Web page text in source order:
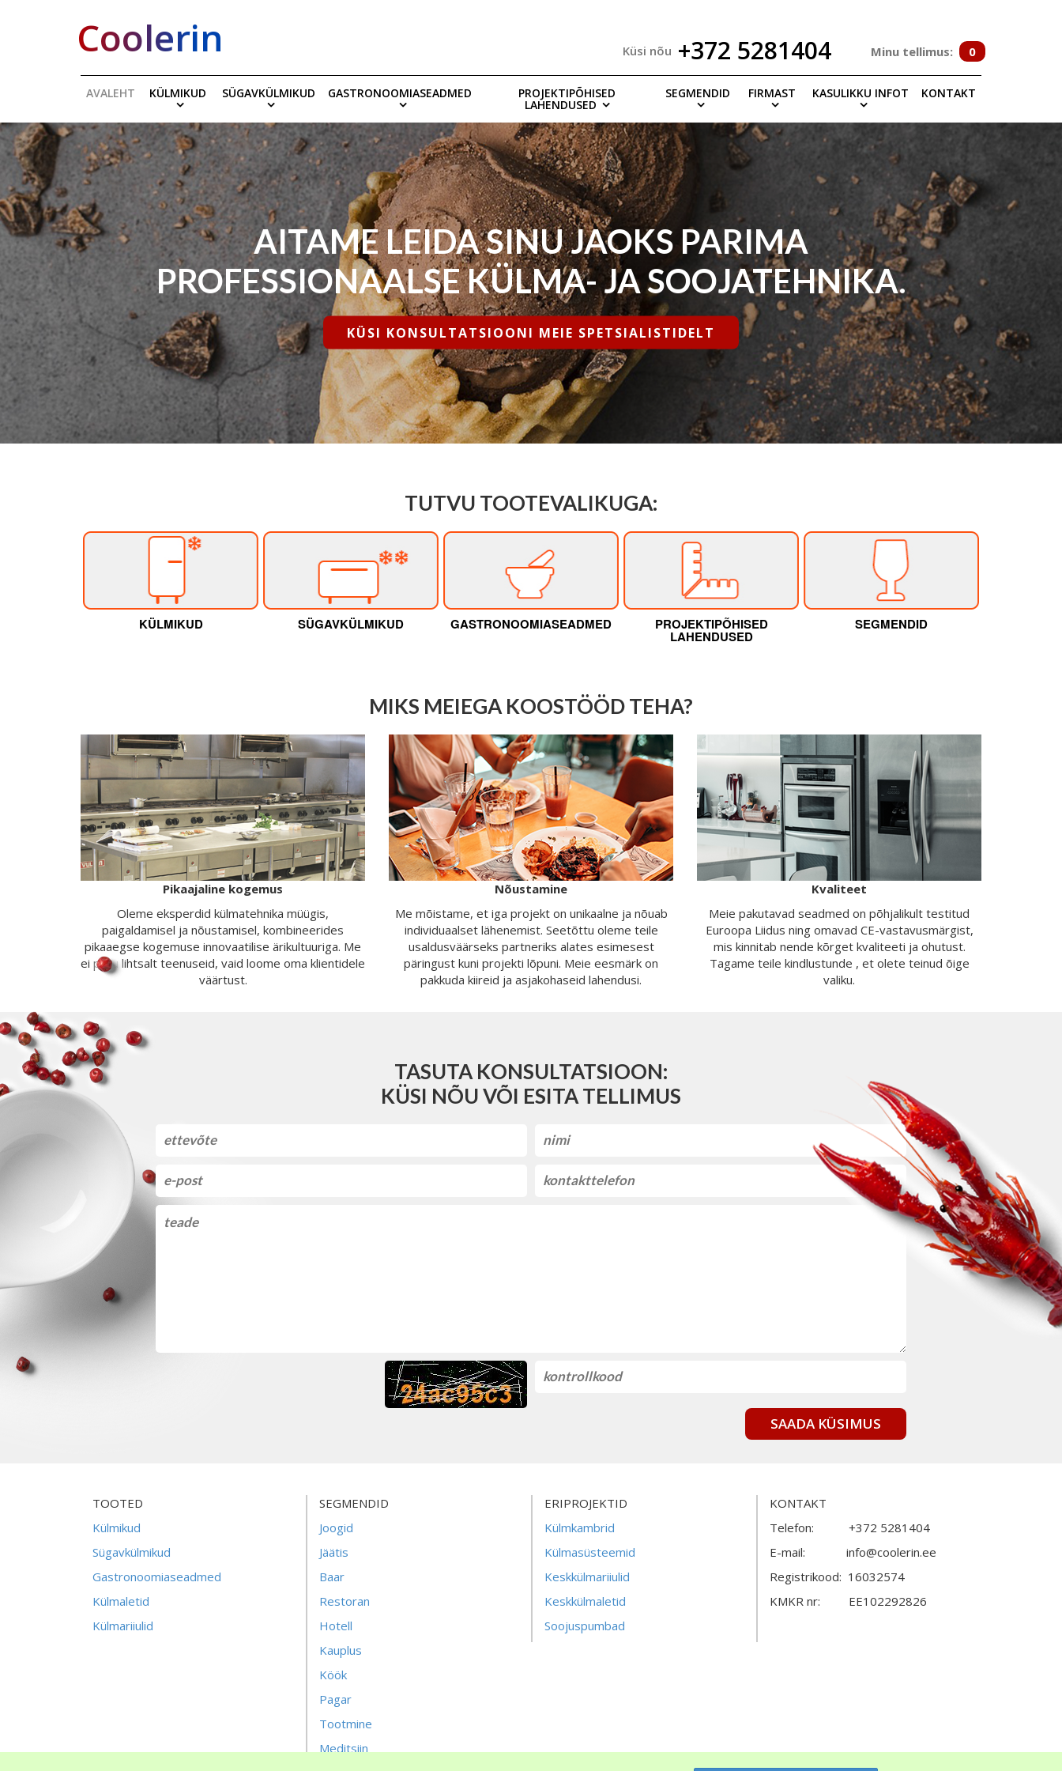
Coolerin Küsi nõu +372 5281404 Minu tellimus: 0
AVALEHT KÜLMIKUD SÜGAVKÜLMIKUD GASTRONOOMIASEADMED PROJEKTIPÕHISED
LAHENDUSED
SEGMENDID FIRMAST KASULIKKU INFOT KONTAKT
AITAME LEIDA SINU JAOKS PARIMA
PROFESSIONAALSE KÜLMA- JA SOOJATEHNIKA.
KÜSI KONSULTATSIOONI MEIE SPETSIALISTIDELT
TUTVU TOOTEVALIKUGA:
KÜLMIKUD SÜGAVKÜLMIKUD GASTRONOOMIASEADMED PROJEKTIPÕHISED
LAHENDUSED
SEGMENDID
MIKS MEIEGA KOOSTÖÖD TEHA?
Pikaajaline kogemus
Oleme eksperdid külmatehnika müügis,
paigaldamisel ja nõustamisel, kombineerides
pikaaegse kogemuse innovaatilise ärikultuuriga. Me
ei paku lihtsalt teenuseid, vaid loome oma klientidele
väärtust.
Nõustamine
Me mõistame, et iga projekt on unikaalne ja nõuab
individuaalset lähenemist. Seetõttu oleme teile
usaldusväärseks partneriks alates esimesest
päringust kuni projekti lõpuni. Meie eesmärk on
pakkuda kiireid ja asjakohaseid lahendusi.
Kvaliteet
Meie pakutavad seadmed on põhjalikult testitud
Euroopa Liidus ning omavad CE-vastavusmärgist,
mis kinnitab nende kõrget kvaliteeti ja ohutust.
Tagame teile kindlustunde , et olete teinud õige
valiku.
TASUTA KONSULTATSIOON:
KÜSI NÕU VÕI ESITA TELLIMUS
SAADA KÜSIMUS
TOOTED
Külmikud
Sügavkülmikud
Gastronoomiaseadmed
Külmaletid
Külmariiulid
SEGMENDID
Joogid
Jäätis
Baar
Restoran
Hotell
Kauplus
Köök
Pagar
Tootmine
Meditsiin
ERIPROJEKTID
Külmkambrid
Külmasüsteemid
Keskkülmariiulid
Keskkülmaletid
Soojuspumbad
KONTAKT
Telefon: +372 5281404
E-mail: info@coolerin.ee
Registrikood: 16032574
KMKR nr: EE102292826